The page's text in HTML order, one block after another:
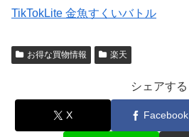
TikTokLite 金魚すくいバトル
お得な買物情報 楽天
シェアする
X Facebook